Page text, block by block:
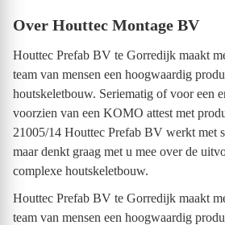
Over Houttec Montage BV
Houttec Prefab BV te Gorredijk maakt
team van mensen een hoogwaardig
houtskeletbouw. Seriematig of voor een
voorzien van een KOMO attest met
21005/14 Houttec Prefab BV werkt met
maar denkt graag met u mee over de
complexe houtskeletbouw.
Houttec Prefab BV te Gorredijk maakt
team van mensen een hoogwaardig